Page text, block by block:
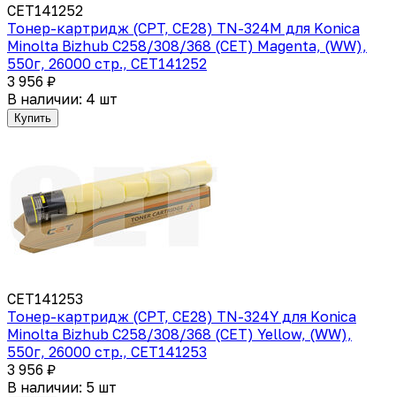
CET141252
Тонер-картридж (CPT, CE28) TN-324M для Konica
Minolta Bizhub C258/308/368 (CET) Magenta, (WW),
550г, 26000 стр., CET141252
3 956 ₽
В наличии: 4 шт
Купить
CET141253
Тонер-картридж (CPT, CE28) TN-324Y для Konica
Minolta Bizhub C258/308/368 (CET) Yellow, (WW),
550г, 26000 стр., CET141253
3 956 ₽
В наличии: 5 шт